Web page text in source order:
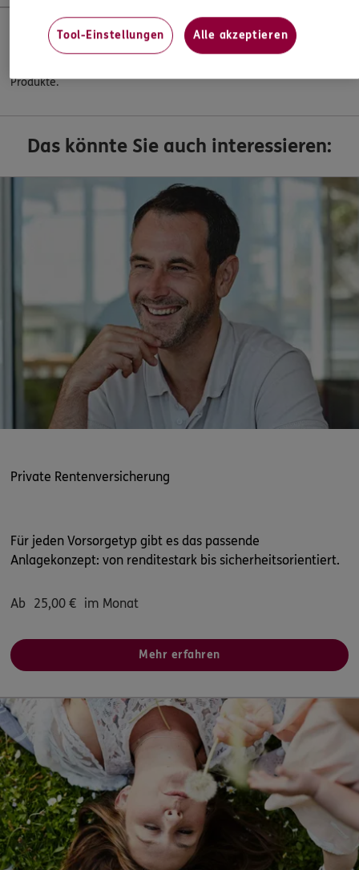
Basisinformationsblätter ERGO Life S.A.
Produkte.
Das könnte Sie auch interessieren:
Private Rentenversicherung
Für jeden Vorsorgetyp gibt es das passende
Anlagekonzept: von renditestark bis sicherheitsorientiert.
Ab 25,00 € im Monat
Mehr erfahren
Tool-Einstellungen Alle akzeptieren